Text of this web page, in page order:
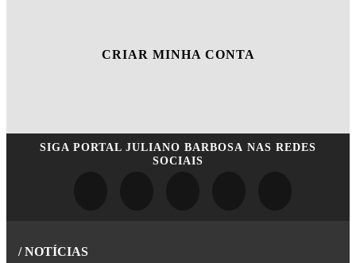
CRIAR MINHA CONTA
SIGA PORTAL JULIANO BARBOSA NAS REDES
SOCIAIS
/ NOTÍCIAS